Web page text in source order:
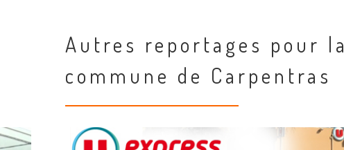
Autres reportages pour la
commune de Carpentras